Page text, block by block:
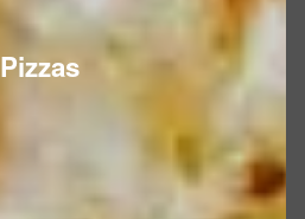
Pizzas